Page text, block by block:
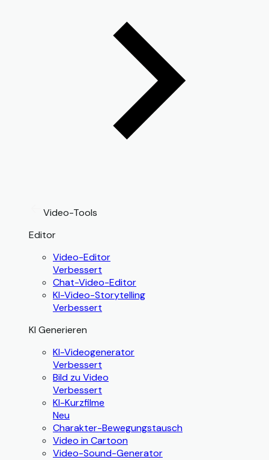
Video-Tools
Editor
Video-Editor
Verbessert
Chat-Video-Editor
KI-Video-Storytelling
Verbessert
KI Generieren
KI-Videogenerator
Verbessert
Bild zu Video
Verbessert
KI-Kurzfilme
Neu
Charakter-Bewegungstausch
Video in Cartoon
Video-Sound-Generator